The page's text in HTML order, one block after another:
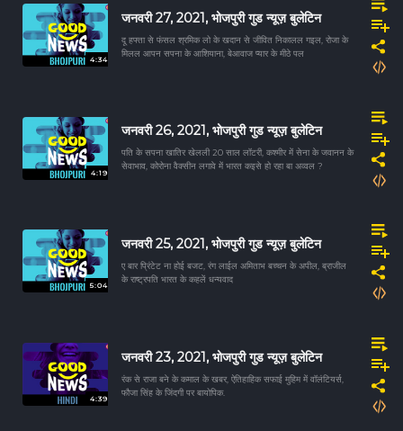
4:34
जनवरी 27, 2021, भोजपुरी गुड न्यूज़ बुलेटिन
दू हफ्ता से फंसल श्रमिक लो के खदान से जीवित निकालल गइल, रोजा के
मिलल आपन सपना के आशियाना, बेआवाज प्यार के मीठे पल
4:19
जनवरी 26, 2021, भोजपुरी गुड न्यूज़ बुलेटिन
पति के सपना खातिर खेलली 20 साल लॉटरी, कश्मीर में सेना के जवानन के
सेवाभाव, कोरोना वैक्सीन लगावे में भारत कइसे हो रहा बा अव्वल ?
5:04
जनवरी 25, 2021, भोजपुरी गुड न्यूज़ बुलेटिन
ए बार प्रिंटेट ना होई बजट, रंग लाईल अमिताभ बच्चन के अपील, ब्राजील
के राष्ट्रपति भारत के कहलें धन्यवाद
4:39
जनवरी 23, 2021, भोजपुरी गुड न्यूज़ बुलेटिन
रंक से राजा बने के कमाल के खबर, ऐतिहाहिक सफाई मुहिम में वॉलंटियर्स,
फौजा सिंह के जिंदगी पर बायोपिक.